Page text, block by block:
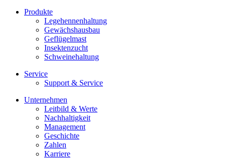
Produkte
Legehennenhaltung
Gewächshausbau
Geflügelmast
Insektenzucht
Schweinehaltung
Service
Support & Service
Unternehmen
Leitbild & Werte
Nachhaltigkeit
Management
Geschichte
Zahlen
Karriere